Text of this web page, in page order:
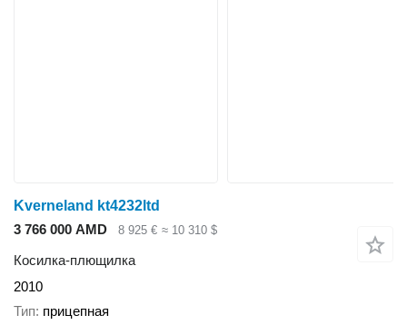
Kverneland kt4232ltd
3 766 000 AMD
8 925 € ≈ 10 310 $
Косилка-плющилка
2010
Тип прицепная